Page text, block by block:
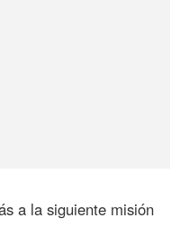
a la siguiente misión